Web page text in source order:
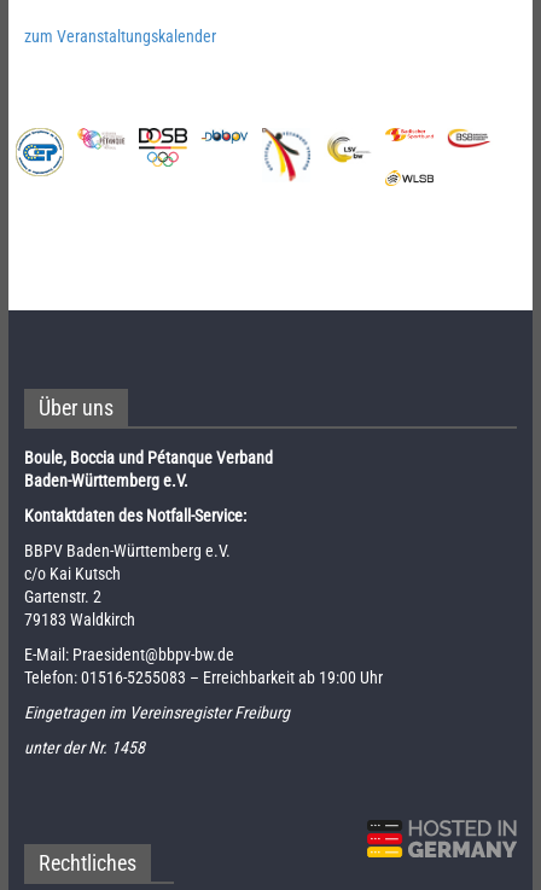
zum Veranstaltungskalender
Über uns
Boule, Boccia und Pétanque Verband
Baden-Württemberg e.V.
Kontaktdaten des Notfall-Service:
BBPV Baden-Württemberg e.V.
c/o Kai Kutsch
Gartenstr. 2
79183 Waldkirch
E-Mail: Praesident@bbpv-bw.de
Telefon:01516-5255083 – Erreichbarkeit ab 19:00 Uhr
Eingetragen im Vereinsregister Freiburg
unter der Nr. 1458
Rechtliches